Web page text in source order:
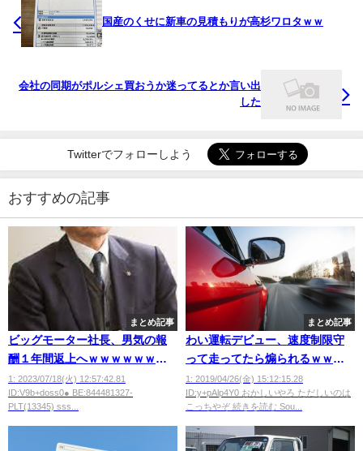
国産のくせに新車の見積もりが高杉ワロタｗｗ
会社の同期がポルシェ買おうか迷ってるとか言い出
した
Twitterでフォローしよう
おすすめの記事
まとめ記事
ビッグモーター社長、男気の報
酬１年間返上へｗｗｗｗｗｗｗ
ｗｗｗｗｗｗｗ
1: 2023/07/18(火) 12:57:42.81
ID:V9b+doss0● BE:844481327-
PLT(13345) sss...
まとめ記事
わい運転デビュー、速度制限守
って走ってたら煽られるｗｗｗ
ｗｗｗ
1: 2019/04/26(金) 15:12:15.28
ID:y+pAlp4Y0 おかしいやろ ただしいのは
こっちやぞ 続きを読む Sou...